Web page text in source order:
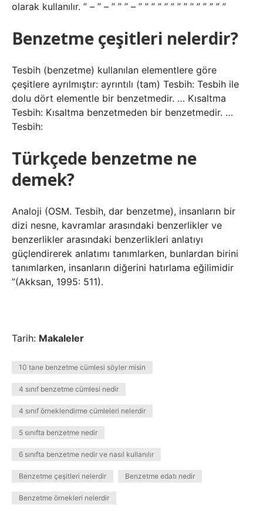
olarak kullanılır. ” – ” – ” ” ” – ” ” ” ” ” ” ” ” ” ” ” ” ” ”
Benzetme çeşitleri nelerdir?
Tesbih (benzetme) kullanılan elementlere göre
çeşitlere ayrılmıştır: ayrıntılı (tam) Tesbih: Tesbih ile
dolu dört elementle bir benzetmedir. … Kısaltma
Tesbih: Kısaltma benzetmeden bir benzetmedir. …
Tesbih:
Türkçede benzetme ne
demek?
Analoji (OSM. Tesbih, dar benzetme), insanların bir
dizi nesne, kavramlar arasındaki benzerlikler ve
benzerlikler arasındaki benzerlikleri anlatıyı
güçlendirerek anlatımı tanımlarken, bunlardan birini
tanımlarken, insanların diğerini hatırlama eğilimidir
”(Akksan, 1995: 511).
Tarih: Makaleler
10 tane benzetme cümlesi söyler misin
4 sınıf benzetme cümlesi nedir
4 sınıf örneklendirme cümleleri nelerdir
5 sınıfta benzetme nedir
6 sınıfta benzetme nedir ve nasıl kullanılır
Benzetme çeşitleri nelerdir Benzetme edatı nedir
Benzetme örnekleri nelerdir